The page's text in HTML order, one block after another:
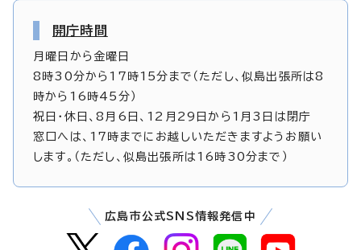
開庁時間
月曜日から金曜日
8時30分から17時15分まで（ただし、似島出張所は8
時から16時45分）
祝日・休日、8月6日、12月29日から1月3日は閉庁
窓口へは、17時までにお越しいただきますようお願い
します。（ただし、似島出張所は16時30分まで）
広島市公式SNS情報発信中